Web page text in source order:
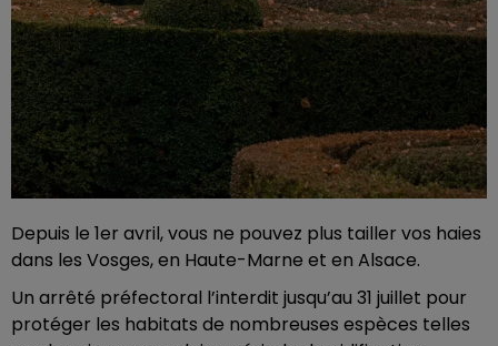
Depuis le 1er avril, vous ne pouvez plus tailler vos haies
dans les Vosges, en Haute-Marne et en Alsace.
Un arrêté préfectoral l’interdit jusqu’au 31 juillet pour
protéger les habitats de nombreuses espèces telles